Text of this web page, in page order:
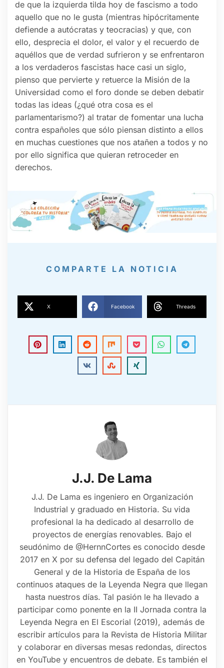
de que la izquierda tilda hoy de fascismo a todo
aquello que no le gusta (mientras hipócritamente
defiende a autócratas y teocracias) y que, con
ello, desprecia el dolor, el valor y el recuerdo de
aquéllos que de verdad sufrieron y se enfrentaron
a los verdaderos fascistas hace casi un siglo,
pienso que pervierte y retuerce la Misión de la
Universidad como el foro donde se deben debatir
todas las ideas (¿qué otra cosa es el
parlamentarismo?) al tratar de fomentar una lucha
contra españoles que sólo piensan distinto a ellos
en muchas cuestiones que nos atañen a todos y no
por ello significa que quieran retroceder en
derechos.
COMPARTE LA NOTICIA
X Facebook Threads
J.J. De Lama
J.J. De Lama es ingeniero en Organización
Industrial y graduado en Historia. Su vida
profesional la ha dedicado al desarrollo de
proyectos de energías renovables. Bajo el
seudónimo de @HernnCortes es conocido desde
2017 en X por su defensa del legado del Capitán
General y de la Historia de España de los
continuos ataques de la Leyenda Negra que llegan
hasta nuestros días. Tal pasión le ha llevado a
participar como ponente en la II Jornada contra la
Leyenda Negra en El Escorial (2019), además de
escribir artículos para la Revista de Historia Militar
y colaborar en diversas mesas redondas, directos
en YouTube y encuentros de debate. Es también el